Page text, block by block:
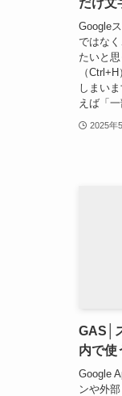
だけ文
Google
ではな
たいと
（
しまい
えば「
2025年
GAS│
内で使
Google
ンや外